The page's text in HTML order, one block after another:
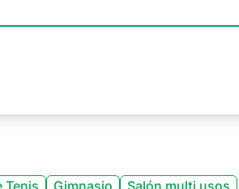
Tenis Gimnasio
Salón multi usos